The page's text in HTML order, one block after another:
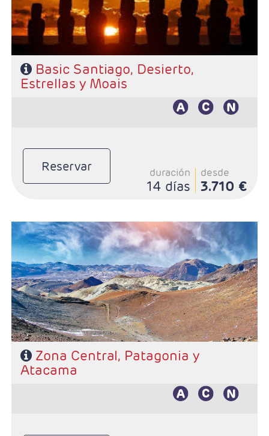
Basic Santiago, Desierto,
Estrellas y Moais
Reservar duración
14 días
desde
3.710 €
- Salidas: Diarias
- Ruta: 4 noches Santigo, 2 noches Puerto Natales y 3
noches San Pedro de Atacama
- Categoría hotelera: De libre elección
- Régimen: Según programa
Zona Central, Patagonia y
Atacama